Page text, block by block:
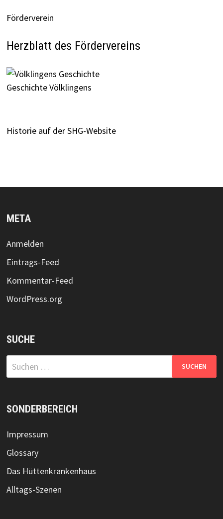
Förderverein
Herzblatt des Fördervereins
Geschichte Völklingens
Historie auf der SHG-Website
META
Anmelden
Eintrags-Feed
Kommentar-Feed
WordPress.org
SUCHE
Suchen
nach:
SONDERBEREICH
Impressum
Glossary
Das Hüttenkrankenhaus
Alltags-Szenen